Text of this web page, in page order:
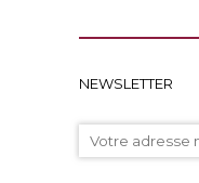
NEWSLETTER